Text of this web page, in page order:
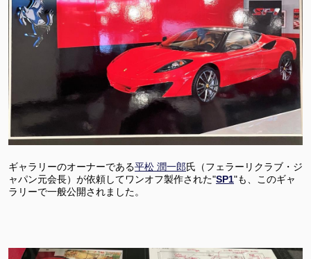
ギャラリーのオーナーである平松 潤一郎氏（フェラーリクラブ・ジ
ャパン元会長）が依頼してワンオフ製作された"SP1"も、このギャ
ラリーで一般公開されました。